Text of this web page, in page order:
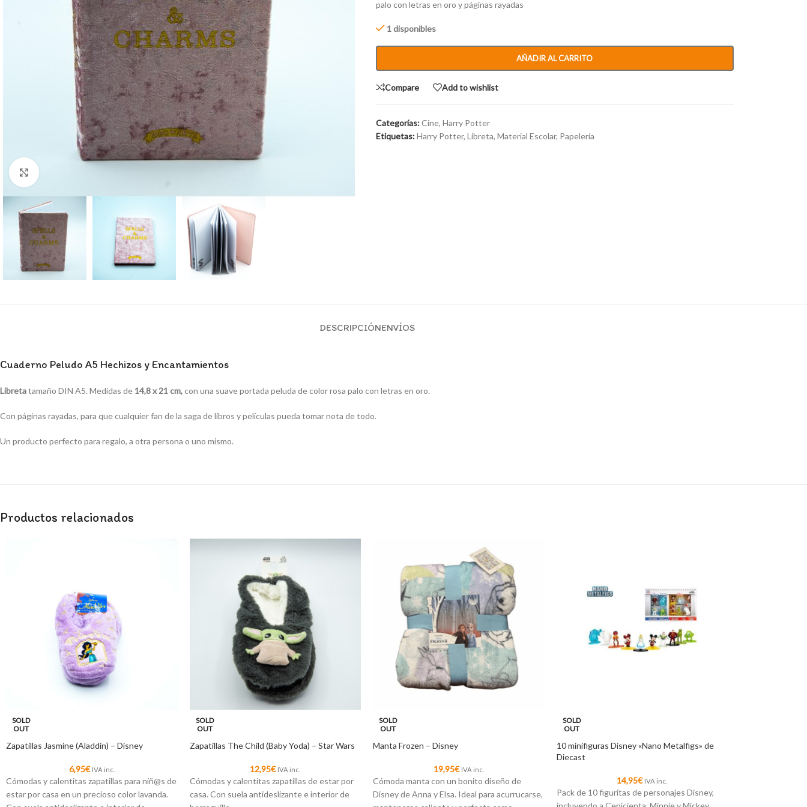
palo con letras en oro y páginas rayadas
1 disponibles
AÑADIR AL CARRITO
Compare Add to wishlist
Categorías:Cine, Harry Potter
Etiquetas:Harry Potter, Libreta, Material Escolar, Papelería
DESCRIPCIÓNENVÍOS
Cuaderno Peludo A5 Hechizos y Encantamientos
Libretatamaño DIN A5. Medidas de 14,8 x 21 cm,con una suave portada peluda de color rosa palo con letras en oro.
Con páginas rayadas, para que cualquier fan de la saga de libros y películas pueda tomar nota de todo.
Un producto perfecto para regalo, a otra persona o uno mismo.
Productos relacionados
SOLD
OUT
Zapatillas Jasmine (Aladdin) – Disney
6,95€ IVA inc.
Cómodas y calentitas zapatillas para niñ@s de
estar por casa en un precioso color lavanda.
SOLD
OUT
Zapatillas The Child (Baby Yoda) – Star Wars
12,95€ IVA inc.
Cómodas y calentitas zapatillas de estar por
casa. Con suela antideslizante e interior de
SOLD
OUT
Manta Frozen – Disney
19,95€ IVA inc.
Cómoda manta con un bonito diseño de
Disney de Anna y Elsa. Ideal para acurrucarse,
SOLD
OUT
10 minifiguras Disney «Nano Metalfigs» de
Diecast
14,95€ IVA inc.
Pack de 10 figuritas de personajes Disney,